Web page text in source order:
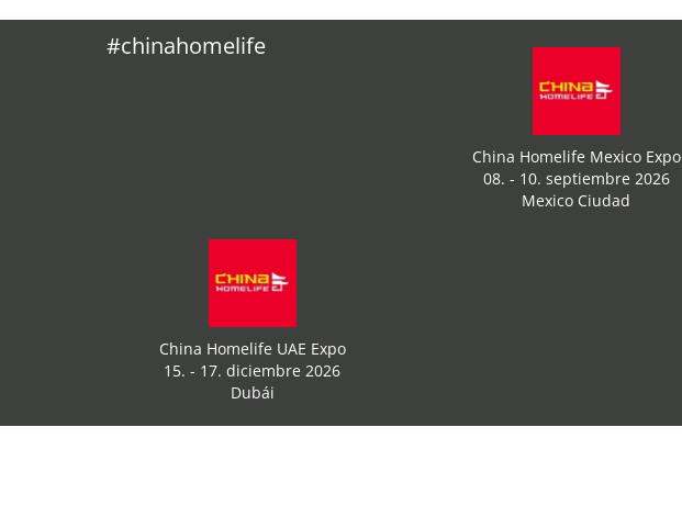
#chinahomelife
China Homelife Mexico Expo
08. - 10. septiembre 2026
Mexico Ciudad
China Homelife UAE Expo
15. - 17. diciembre 2026
Dubái